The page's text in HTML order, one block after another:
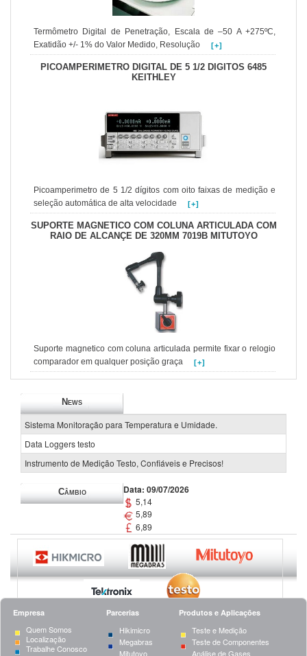
Termômetro Digital de Penetração, Escala de –50 A +275ºC,
Exatidão +/- 1% do Valor Medido, Resolução
[+]
PICOAMPERIMETRO DIGITAL DE 5 1/2 DIGITOS 6485
KEITHLEY
Picoamperimetro de 5 1/2 dígitos com oito faixas de medição e
seleção automática de alta velocidade
[+]
SUPORTE MAGNETICO COM COLUNA ARTICULADA COM
RAIO DE ALCANÇE DE 320MM 7019B MITUTOYO
Suporte magnetico com coluna articulada permite fixar o relogio
comparador em qualquer posição graça
[+]
News
Sistema Monitoração para Temperatura e Umidade.
Data Loggers testo
Instrumento de Medição Testo, Confiáveis e Precisos!
Câmbio Data: 09/07/2026
5,14
5,89
6,89
Empresa Parcerias Produtos e Aplicações
Quem Somos
Localização
Trabalhe Conosco
Hikimicro
Megabras
Mitutoyo
Teste e Medição
Teste de Componentes
Análise de Gases